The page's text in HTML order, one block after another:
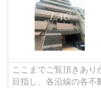
ここまでご覧頂きあり
目指し、各沿線の各不